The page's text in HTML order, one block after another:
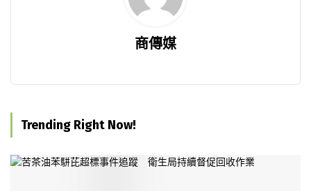
商傳媒
Trending Right Now!